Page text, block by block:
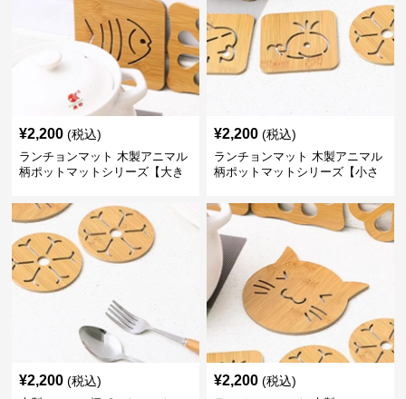
¥2,200 (税込)
ランチョンマット 木製アニマル
柄ポットマットシリーズ【大き
¥2,200 (税込)
ランチョンマット 木製アニマル
柄ポットマットシリーズ【小さ
¥2,200 (税込) ¥2,200 (税込)